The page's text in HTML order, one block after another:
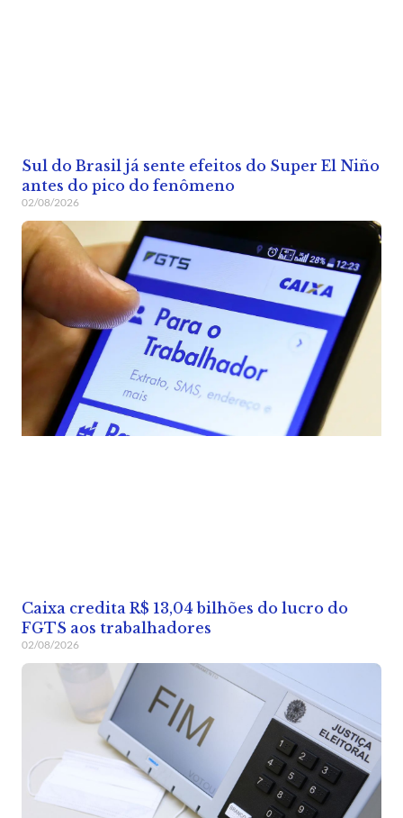
Sul do Brasil já sente efeitos do Super El Niño
antes do pico do fenômeno
02/08/2026
Caixa credita R$ 13,04 bilhões do lucro do
FGTS aos trabalhadores
02/08/2026